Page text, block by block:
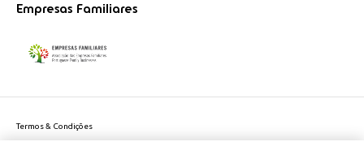
Empresas Familiares
Termos & Condições